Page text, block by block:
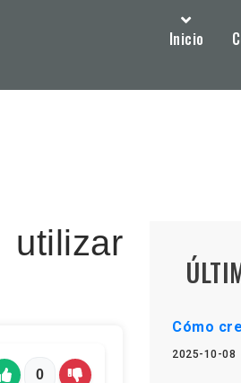
Inicio
0
Cómo
2025-10-08